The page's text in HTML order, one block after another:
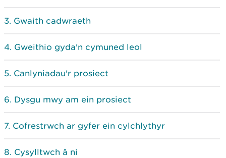
Gwaith cadwraeth
Gweithio gyda'n cymuned leol
Canlyniadau'r prosiect
Dysgu mwy am ein prosiect
Cofrestrwch ar gyfer ein cylchlythyr
Cysylltwch â ni